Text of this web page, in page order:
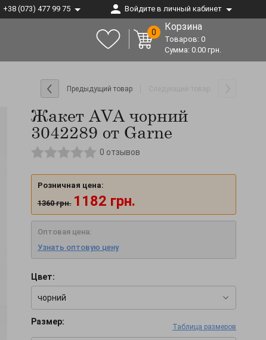
+38 (073) 477 99 75 Войдите в личный кабинет
0 Корзина
Товаров: 0
Сумма: 0.00 грн.
Предыдущий товар
Жакет AVA чорний
3042289 от Garne
0 отзывов
Розничная цена:
1360 грн. 1182 грн.
Оптовая цена:
Узнать оптовую цену
Цвет:
чорний
Размер:
Таблица размеров